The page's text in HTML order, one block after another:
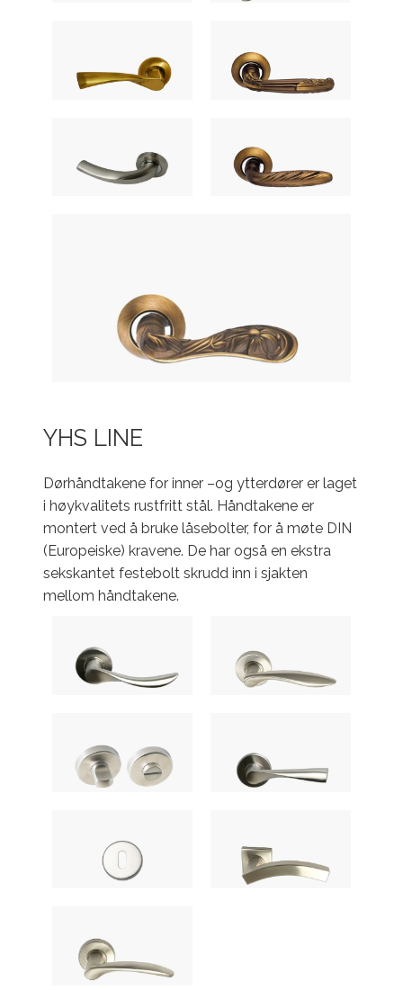
YHS LINE
Dørhåndtakene for inner –og ytterdører er laget
i høykvalitets rustfritt stål. Håndtakene er
montert ved å bruke låsebolter, for å møte DIN
(Europeiske) kravene. De har også en ekstra
sekskantet festebolt skrudd inn i sjakten
mellom håndtakene.